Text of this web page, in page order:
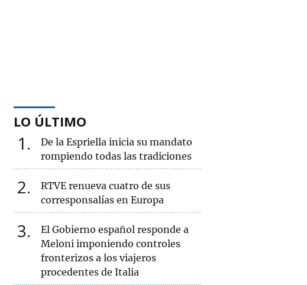
LO ÚLTIMO
1
De la Espriella inicia su mandato
rompiendo todas las tradiciones
2
RTVE renueva cuatro de sus
corresponsalías en Europa
3
El Gobierno español responde a
Meloni imponiendo controles
fronterizos a los viajeros
procedentes de Italia